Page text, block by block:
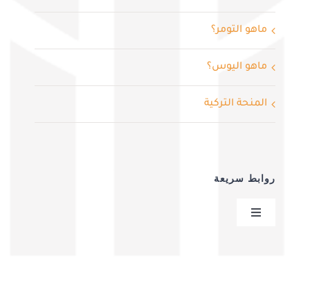
ماهو التومر؟
ماهو اليوس؟
المنحة التركية
روابط سريعة
Toggle